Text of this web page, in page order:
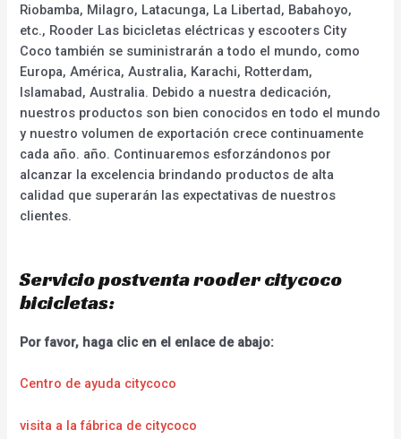
Riobamba, Milagro, Latacunga, La Libertad, Babahoyo,
etc., Rooder Las bicicletas eléctricas y escooters City
Coco también se suministrarán a todo el mundo, como
Europa, América, Australia, Karachi, Rotterdam,
Islamabad, Australia. Debido a nuestra dedicación,
nuestros productos son bien conocidos en todo el mundo
y nuestro volumen de exportación crece continuamente
cada año. año. Continuaremos esforzándonos por
alcanzar la excelencia brindando productos de alta
calidad que superarán las expectativas de nuestros
clientes.
Servicio postventa rooder citycoco
bicicletas:
Por favor, haga clic en el enlace de abajo:
Centro de ayuda citycoco
visita a la fábrica de citycoco